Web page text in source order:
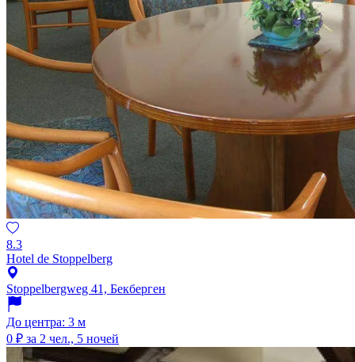
8.3
Hotel de Stoppelberg
Stoppelbergweg 41, Бекберген
До центра: 3 м
0 ₽ за 2 чел., 5 ночей